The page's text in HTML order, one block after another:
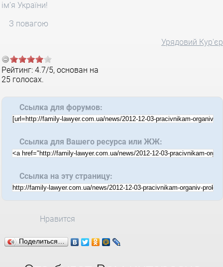
ім’я України!
З повагою
Урядовий Кур'єр
Рейтинг: 4.7/5, основан на
25 голосах.
Ссылка для форумов:
Ссылка для Вашего ресурса или ЖЖ:
Ссылка на эту страницу:
Нравится
Поделиться…